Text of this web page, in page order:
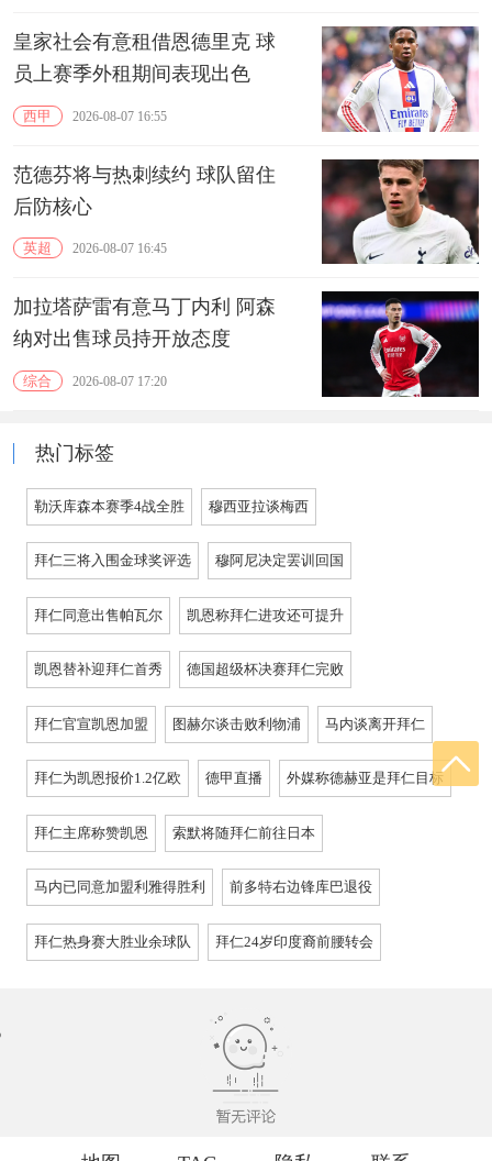
皇家社会有意租借恩德里克 球
员上赛季外租期间表现出色
西甲 2026-08-07 16:55
范德芬将与热刺续约 球队留住
后防核心
英超 2026-08-07 16:45
加拉塔萨雷有意马丁内利 阿森
纳对出售球员持开放态度
综合 2026-08-07 17:20
热门标签
勒沃库森本赛季4战全胜 穆西亚拉谈梅西
拜仁三将入围金球奖评选 穆阿尼决定罢训回国
拜仁同意出售帕瓦尔 凯恩称拜仁进攻还可提升
凯恩替补迎拜仁首秀 德国超级杯决赛拜仁完败
拜仁官宣凯恩加盟 图赫尔谈击败利物浦 马内谈离开拜仁
拜仁为凯恩报价1.2亿欧 德甲直播 外媒称德赫亚是拜仁目标
拜仁主席称赞凯恩 索默将随拜仁前往日本
马内已同意加盟利雅得胜利 前多特右边锋库巴退役
拜仁热身赛大胜业余球队 拜仁24岁印度裔前腰转会